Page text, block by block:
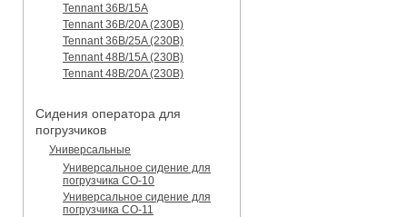
Tennant 36B/15A
Tennant 36B/20A (230B)
Tennant 36B/25A (230B)
Tennant 48B/15A (230B)
Tennant 48B/20A (230B)
Сидения оператора для
погрузчиков
Универсальные
Универсальное сидение для
погрузчика CO-10
Универсальное сидение для
погрузчика CO-11